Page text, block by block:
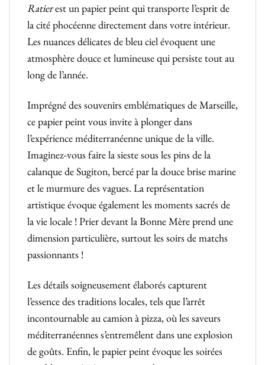
Ratierest un papier peint qui transporte l’esprit de
la cité phocéenne directement dans votre intérieur.
Les nuances délicates de bleu ciel évoquent une
atmosphère douce et lumineuse qui persiste tout au
long de l’année.
Imprégné des souvenirs emblématiques de Marseille,
ce papier peint vous invite à plonger dans
l’expérience méditerranéenne unique de la ville.
Imaginez-vous faire la sieste sous les pins de la
calanque de Sugiton, bercé par la douce brise marine
et le murmure des vagues. La représentation
artistique évoque également les moments sacrés de
la vie locale ! Prier devant la Bonne Mère prend une
dimension particulière, surtout les soirs de matchs
passionnants !
Les détails soigneusement élaborés capturent
l’essence des traditions locales, tels que l’arrêt
incontournable au camion à pizza, où les saveurs
méditerranéennes s’entremêlent dans une explosion
de goûts. Enfin, le papier peint évoque les soirées